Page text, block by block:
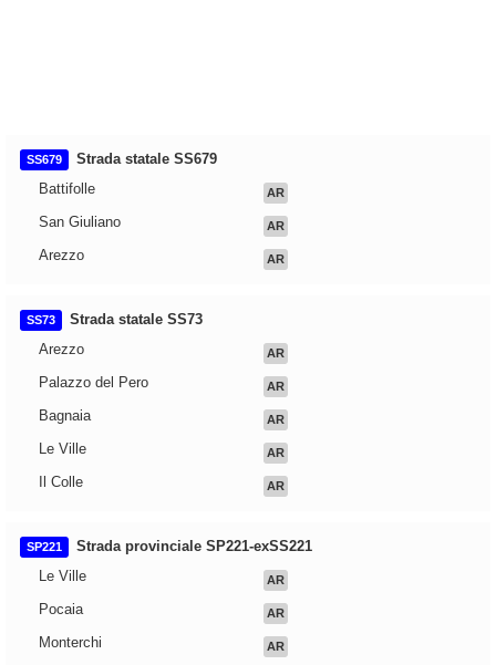
SS679
Strada statale SS679
Battifolle
AR
San Giuliano AR
Arezzo AR
SS73
Strada statale SS73
Arezzo
AR
Palazzo del Pero AR
Bagnaia AR
Le Ville AR
Il Colle AR
SP221
Strada provinciale SP221-exSS221
Le Ville
AR
Pocaia AR
Monterchi AR